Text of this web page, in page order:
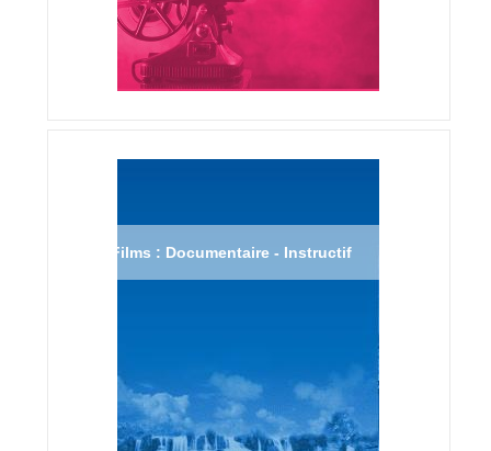
Films : Documentaire - Instructif